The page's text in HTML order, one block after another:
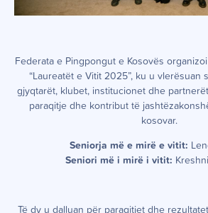
Federata e Pingpongut e Kosovës
“Laureatët e Vitit 2025”, ku u vlerësuan
gjyqtarët, klubet, institucionet dhe
paraqitje dhe kontribut të
kosovar.
Seniorja më e mirë e vitit:
Seniori më i mirë i vitit:
Të dy u dalluan për paraqitjet dhe